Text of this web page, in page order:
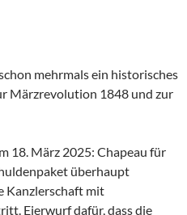
mehrmals ein historisches
Märzrevolution 1848 und zur
18. März 2025: Chapeau für
überhaupt
Kanzlerschaft mit
Eierwurf dafür, dass die